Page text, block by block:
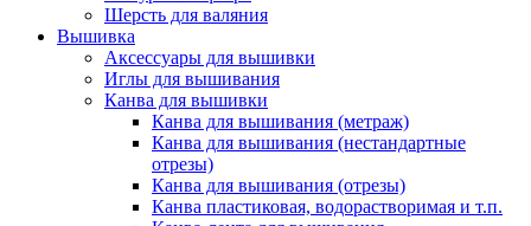
Шерсть для валяния
Вышивка
Аксессуары для вышивки
Иглы для вышивания
Канва для вышивки
Канва для вышивания (метраж)
Канва для вышивания (нестандартные
отрезы)
Канва для вышивания (отрезы)
Канва пластиковая, водорастворимая и т.п.